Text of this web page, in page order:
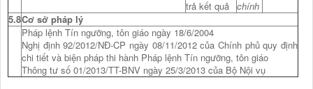
trả kết quả chính
5.8Cơ sở pháp lý
Pháp lệnh Tín ngưỡng, tôn giáo ngày 18/6/2004
Nghị định 92/2012/NĐ-CP ngày 08/11/2012 của Chính phủ quy định
chi tiết và biện pháp thi hành Pháp lệnh Tín ngưỡng, tôn giáo
Thông tư số 01/2013/TT-BNV ngày 25/3/2013 của Bộ Nội vụ